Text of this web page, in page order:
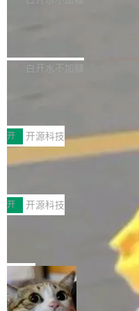
个主 agent 循环，外加一组
库，并将作为transport接入
MPComm将作为一种传输引
ENT，实现零拷贝传输性能提
传输性能最高提升5倍。UCL-
于自研UCL-Engine通信引
持续开源更多基于UCL-
件。 腾讯网平团队在UCL-
个独立于业务线程的全局通
白开水不加糖
型案例入选名单》，深信服“
开源 AI 编程平台 CoStrict 应
创新与落地成效成功入选。
助力企业AI研发安全落地 当
经开始引入 AI Coding 工具
型或企业内部部署模型提升
Coding 从个人辅助工具逐步
级应用，企业在规模化落地
可控性和代码质量提出了更
安全与合规要求。对于大多
有云模型能够满足快速试用
开 开源科技
深信服AI算力网关入选工
前不久，工业和信息化部正
智能应用典型案例名单》，
各领域的应用成果，覆盖技
产品应用、支撑保障、专题
AI算力网关（AI创新平台）
各业的Agent走向规模化建设
渐丰富，用户关注的重点也
让AI用起来，还要进一步看
开 开源科技
Jeff Dean 离开 Google：
束，一个实验室的开始
Google 员工编号 20。
Bigtable 作者之一。
Gemini 的架构师。Google
ean 在 Google 工作了 27 年
局
🔥 SolonCode v2026.8.4